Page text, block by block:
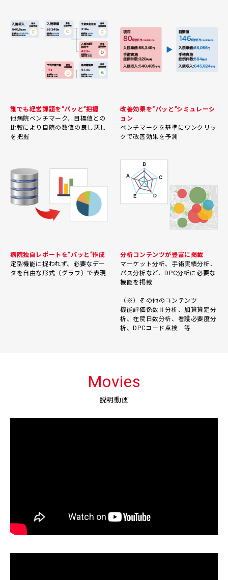
誰でも経営課題を“パッと”把握
他病院ベンチマーク、目標値との
比較により自院の数値の良し悪し
を把握
改善効果を“パッと”シミュレーシ
ョン
ベンチマークを基準にワンクリッ
クで改善効果を予測
病院独自レポートを“パッと”作成
定型機能に捉われず、必要なデー
タを自由な形式（グラフ）で表現
分析コンテンツが豊富に掲載
マーケット分析、手術実績分析、
パス分析など、DPC分析に必要な
機能を掲載
（※）その他のコンテンツ
機能評価係数Ⅱ分析、加算算定分
析、在院日数分析、看護必要度分
析、DPCコード点検 等
Movies
説明動画